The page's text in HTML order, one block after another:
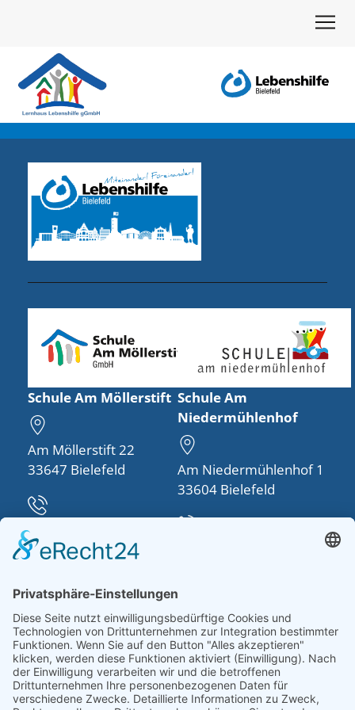
Schule Am Möllerstift
Am Möllerstift 22
33647 Bielefeld
Telefon: 0521 48950-30
info(at)schule-am-
moellerstift.de
Schule Am
Niedermühlenhof
Am Niedermühlenhof 1
33604 Bielefeld
schulleitung(at)schule-
am-
niedermuehlenhof.de